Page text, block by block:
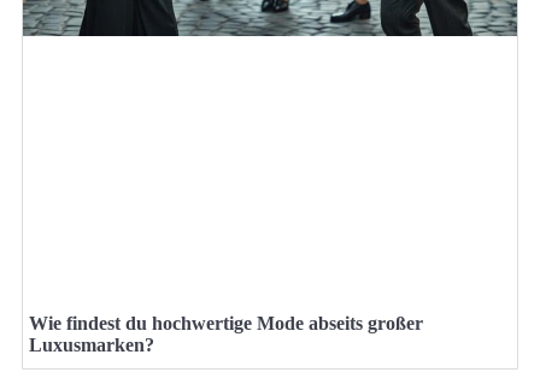
Wie findest du hochwertige Mode abseits großer
Luxusmarken?